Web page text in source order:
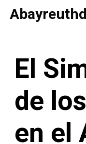
Saltar
El
de
en el